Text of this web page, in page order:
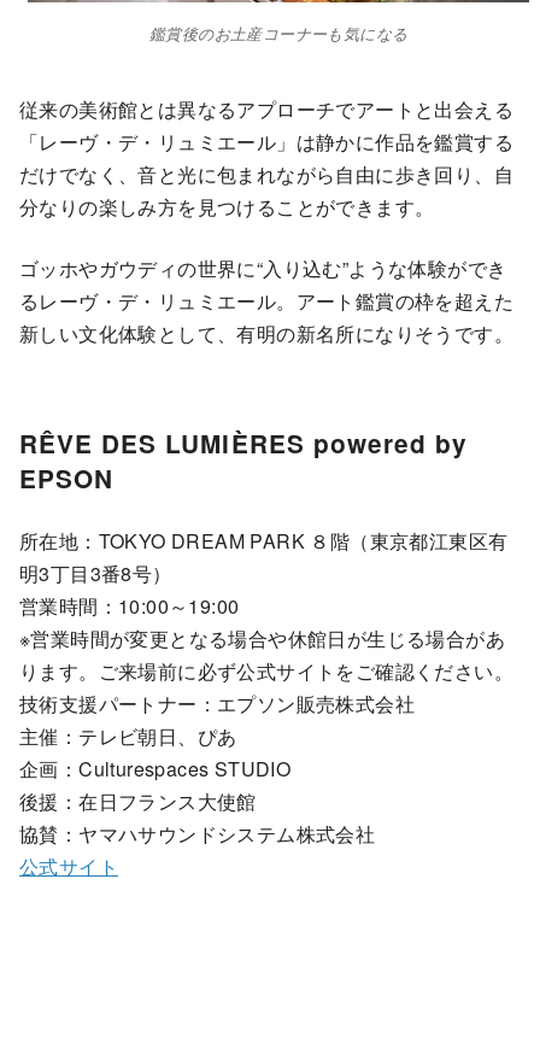
鑑賞後のお土産コーナーも気になる
従来の美術館とは異なるアプローチでアートと出会える
「レーヴ・デ・リュミエール」は静かに作品を鑑賞する
だけでなく、音と光に包まれながら自由に歩き回り、自
分なりの楽しみ方を見つけることができます。
ゴッホやガウディの世界に“入り込む”ような体験ができ
るレーヴ・デ・リュミエール。アート鑑賞の枠を超えた
新しい文化体験として、有明の新名所になりそうです。
RÊVE DES LUMIÈRES powered by
EPSON
所在地：TOKYO DREAM PARK ８階（東京都江東区有
明3丁目3番8号）
営業時間：10:00～19:00
※営業時間が変更となる場合や休館日が生じる場合があ
ります。ご来場前に必ず公式サイトをご確認ください。
技術支援パートナー：エプソン販売株式会社
主催：テレビ朝日、ぴあ
企画：Culturespaces STUDIO
後援：在日フランス大使館
協賛：ヤマハサウンドシステム株式会社
公式サイト